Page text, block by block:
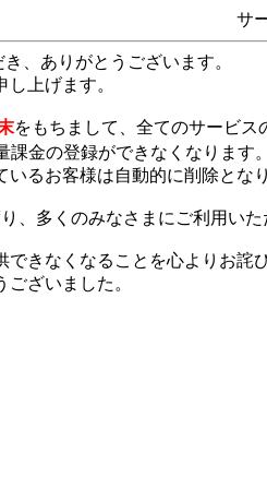
サ
、ありがとうございます。
上げます。
をもちまして、全てのサービス
金の登録ができなくなります。
るお客様は自動的に削除とな
、多くのみなさまにご利用いた
きなくなることを心よりお詫
ざいました。